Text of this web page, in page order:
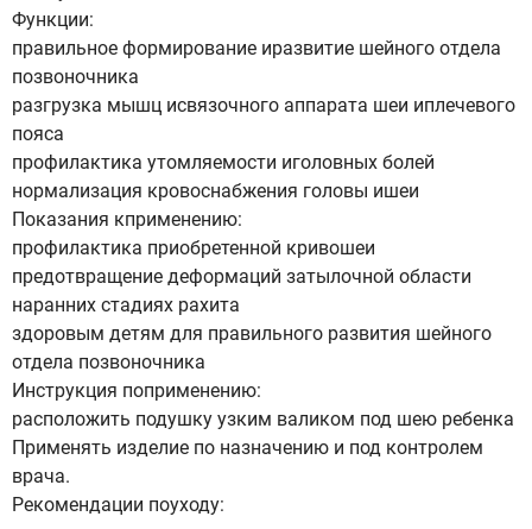
Функции:
правильное формирование иразвитие шейного отдела
позвоночника
разгрузка мышц исвязочного аппарата шеи иплечевого
пояса
профилактика утомляемости иголовных болей
нормализация кровоснабжения головы ишеи
Показания кприменению:
профилактика приобретенной кривошеи
предотвращение деформаций затылочной области
наранних стадиях рахита
здоровым детям для правильного развития шейного
отдела позвоночника
Инструкция поприменению:
расположить подушку узким валиком под шею ребенка
Применять изделие по назначению и под контролем
врача.
Рекомендации поуходу: